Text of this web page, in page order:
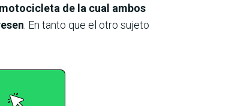
de la cual ambos
. En tanto que el otro sujeto